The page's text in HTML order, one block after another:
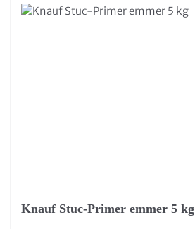
Knauf Stuc-Primer emmer 5 kg